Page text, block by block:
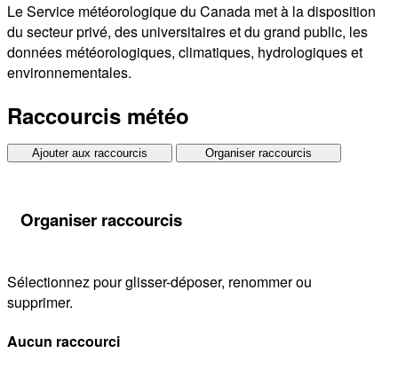
Le Service météorologique du Canada met à la disposition
du secteur privé, des universitaires et du grand public, les
données météorologiques, climatiques, hydrologiques et
environnementales.
Raccourcis météo
Ajouter aux raccourcis Organiser raccourcis
Organiser raccourcis
Sélectionnez pour glisser-déposer, renommer ou
supprimer.
Aucun raccourci